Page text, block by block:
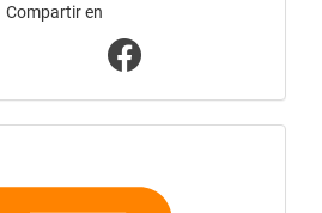
Compartir en